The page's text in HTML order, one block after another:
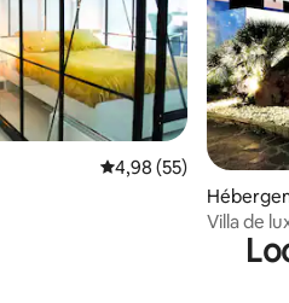
Évaluation moyenne
4,98 (55)
Villa de
marches